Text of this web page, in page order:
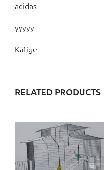
adidas
yyyyy
Käfige
RELATED PRODUCTS